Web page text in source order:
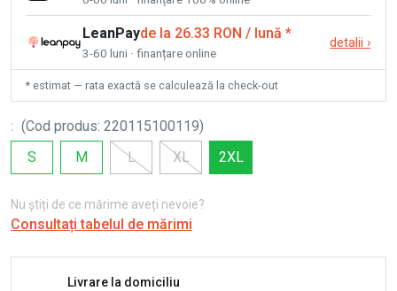
LeanPayde la 26.33 RON / lună *
3-60 luni · finanțare online
detalii ›
* estimat — rata exactă se calculează la check-out
: (Cod produs: 220115100119)
S
M L XL 2XL
Nu știți de ce mărime aveți nevoie?
Consultați tabelul de mărimi
Livrare la domiciliu